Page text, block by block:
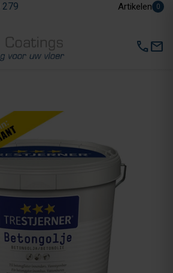
279 Artikelen 0
callmail